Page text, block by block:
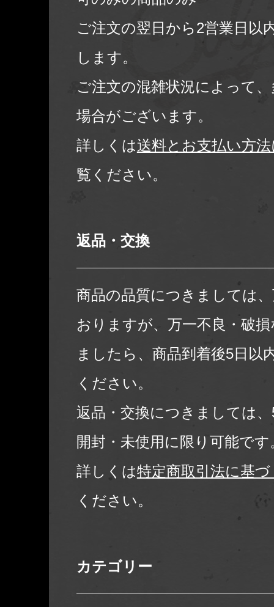
ご注文の翌日から2営業日以
します。
ご注文の混雑状況によって
場合がございます。
詳しくは送料とお支払い方
覧ください。
返品・交換
商品の品質につきましては
おりますが、万一不良・破
ましたら、商品到着後5日以
ください。
返品・交換につきましては
開封・未使用に限り可能です
詳しくは特定商取引法に基
ください。
カテゴリー